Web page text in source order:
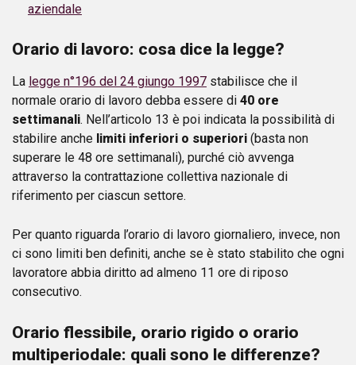
aziendale
Orario di lavoro: cosa dice la legge?
La legge n°196 del 24 giungo 1997 stabilisce che il
normale orario di lavoro debba essere di 40 ore
settimanali. Nell’articolo 13 è poi indicata la possibilità di
stabilire anche limiti inferiori o superiori (basta non
superare le 48 ore settimanali), purché ciò avvenga
attraverso la contrattazione collettiva nazionale di
riferimento per ciascun settore.
Per quanto riguarda l’orario di lavoro giornaliero, invece, non
ci sono limiti ben definiti, anche se è stato stabilito che ogni
lavoratore abbia diritto ad almeno 11 ore di riposo
consecutivo.
Orario flessibile, orario rigido o orario
multiperiodale: quali sono le differenze?